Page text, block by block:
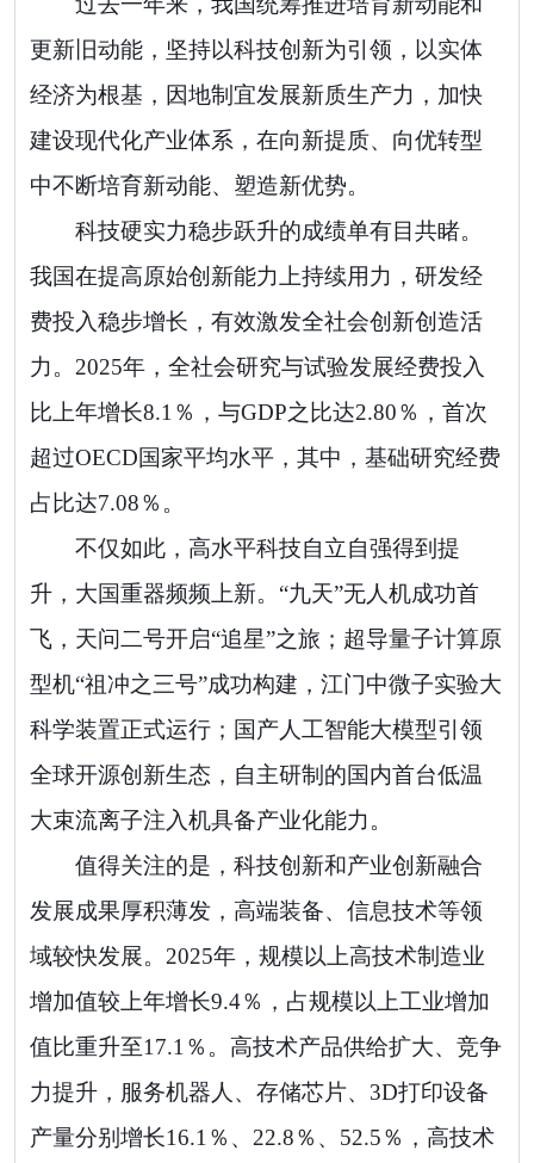
更新旧动能，坚持以科技创新为引领，以实体
经济为根基，因地制宜发展新质生产力，加快
建设现代化产业体系，在向新提质、向优转型
中不断培育新动能、塑造新优势。
科技硬实力稳步跃升的成绩单有目共睹。
我国在提高原始创新能力上持续用力，研发经
费投入稳步增长，有效激发全社会创新创造活
力。2025年，全社会研究与试验发展经费投入
比上年增长8.1％，与GDP之比达2.80％，首次
超过OECD国家平均水平，其中，基础研究经费
占比达7.08％。
不仅如此，高水平科技自立自强得到提
升，大国重器频频上新。“九天”无人机成功首
飞，天问二号开启“追星”之旅；超导量子计算原
型机“祖冲之三号”成功构建，江门中微子实验大
科学装置正式运行；国产人工智能大模型引领
全球开源创新生态，自主研制的国内首台低温
大束流离子注入机具备产业化能力。
值得关注的是，科技创新和产业创新融合
发展成果厚积薄发，高端装备、信息技术等领
域较快发展。2025年，规模以上高技术制造业
增加值较上年增长9.4％，占规模以上工业增加
值比重升至17.1％。高技术产品供给扩大、竞争
力提升，服务机器人、存储芯片、3D打印设备
产量分别增长16.1％、22.8％、52.5％，高技术